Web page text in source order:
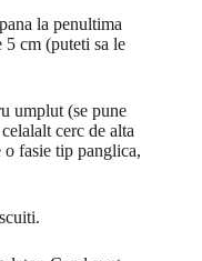
la penultima
5 cm (puteti sa le
umplut (se pune
cerc de alta
o fasie tip panglica,